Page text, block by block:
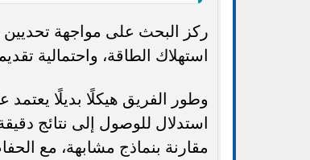
ركز البحث على مواجهة تحديين
استهلاك الطاقة، واحتمالية
وطور الفريق هيكلًا بديلًا
استدلال للوصول إلى نتائج
مقارنة بنماذج مشابهة، مع